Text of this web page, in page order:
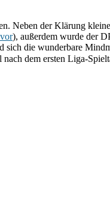
Neben der Klärung
), außerdem wurde der
die wunderbare
dem ersten Liga-